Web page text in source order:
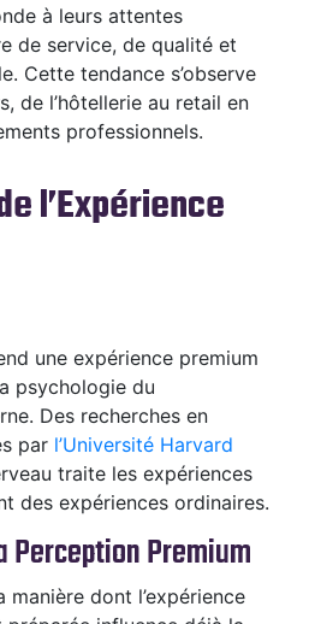
à leurs attentes
de service, de qualité et
Cette tendance s’observe
de l’hôtellerie au retail en
professionnels.
l’Expérience
une expérience premium
psychologie du
Des recherches en
par l’Université Harvard
traite les expériences
des expériences ordinaires.
Premium
manière dont l’expérience